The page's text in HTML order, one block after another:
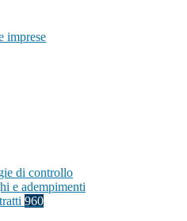
imprese
di controllo
e adempimenti
960